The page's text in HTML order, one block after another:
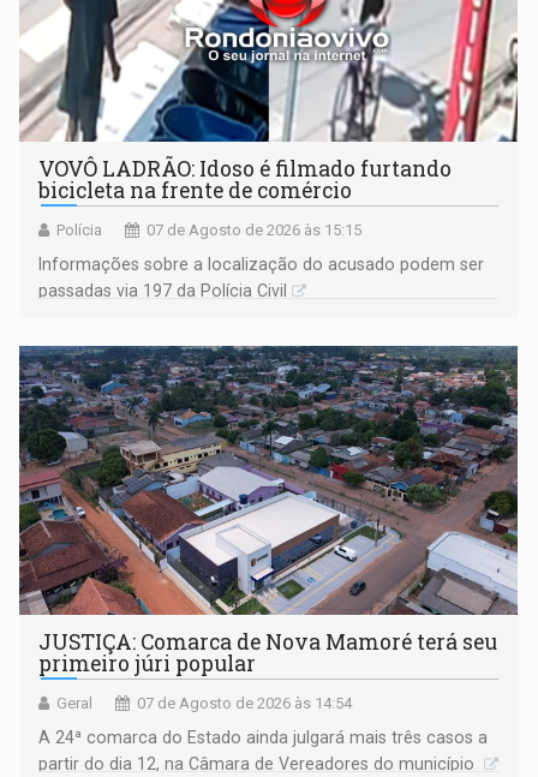
VOVÔ LADRÃO: Idoso é filmado furtando
bicicleta na frente de comércio
Polícia 07 de Agosto de 2026 às 15:15
Informações sobre a localização do acusado podem ser
passadas via 197 da Polícia Civil
JUSTIÇA: Comarca de Nova Mamoré terá seu
primeiro júri popular
Geral 07 de Agosto de 2026 às 14:54
A 24ª comarca do Estado ainda julgará mais três casos a
partir do dia 12, na Câmara de Vereadores do município